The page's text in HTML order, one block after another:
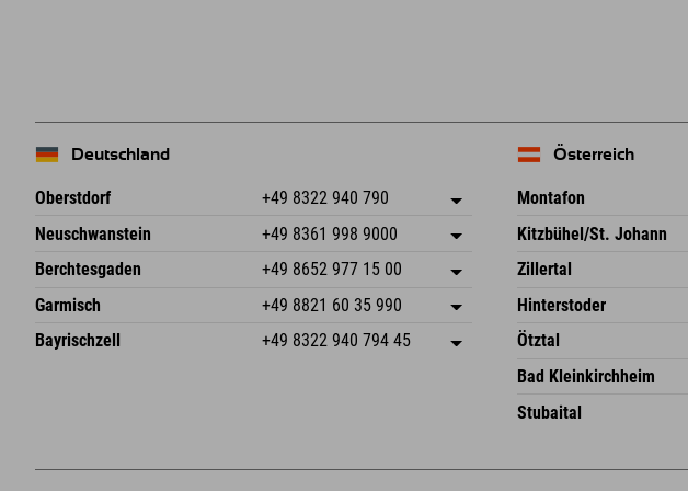
Deutschland
Oberstdorf +49 8322 940 790
An der Breitach 3
Deutschland
Adresse speichern
Buchen
Neuschwanstein +49 8361 998 9000
An der Riese 45
87484 Nesselwang im Allgäu
Deutschland
Adresse speichern
Buchen
Berchtesgaden +49 8652 977 15 00
Hofreitstr. 7
Deutschland
Adresse speichern
Buchen
Garmisch +49 8821 60 35 990
Frickenstraße 22
82490 Farchant
Adresse speichern
Bayrischzell +49 8322 940 794 45
Österreich
Montafon
Dorfstr. 127b
6793 Gaschurn/Montafon
Österreich
Kitzbühel/St. Johann
Speckbacherstraße 87
Österreich
Zillertal
Schmiedau 2
Österreich
Hinterstoder
Freizeitpark 10
Österreich
Ötztal
Gscheat 14
Österreich
Bad Kleinkirchheim
Dorfstraße 24
Stubaital